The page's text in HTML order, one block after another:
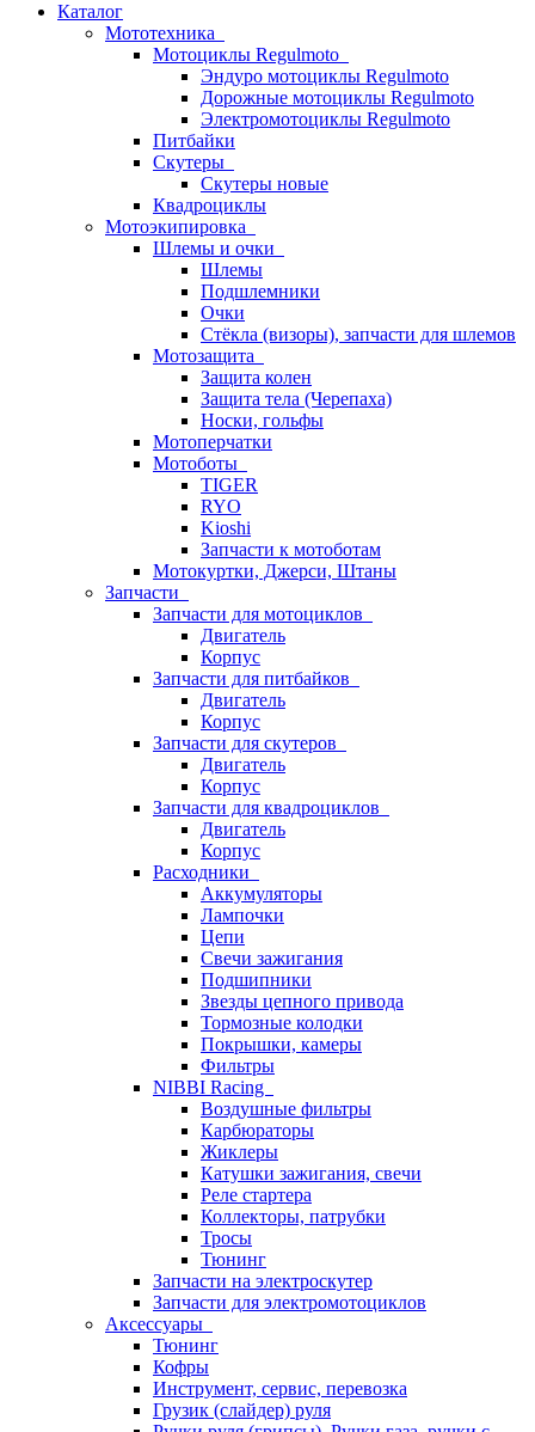
Каталог
Мототехника
Мотоциклы Regulmoto
Эндуро мотоциклы Regulmoto
Дорожные мотоциклы Regulmoto
Электромотоциклы Regulmoto
Питбайки
Скутеры
Скутеры новые
Квадроциклы
Мотоэкипировка
Шлемы и очки
Шлемы
Подшлемники
Очки
Стёкла (визоры), запчасти для шлемов
Мотозащита
Защита колен
Защита тела (Черепаха)
Носки, гольфы
Мотоперчатки
Мотоботы
TIGER
RYO
Kioshi
Запчасти к мотоботам
Мотокуртки, Джерси, Штаны
Запчасти
Запчасти для мотоциклов
Двигатель
Корпус
Запчасти для питбайков
Двигатель
Корпус
Запчасти для скутеров
Двигатель
Корпус
Запчасти для квадроциклов
Двигатель
Корпус
Расходники
Аккумуляторы
Лампочки
Цепи
Свечи зажигания
Подшипники
Звезды цепного привода
Тормозные колодки
Покрышки, камеры
Фильтры
NIBBI Racing
Воздушные фильтры
Карбюраторы
Жиклеры
Катушки зажигания, свечи
Реле стартера
Коллекторы, патрубки
Тросы
Тюнинг
Запчасти на электроскутер
Запчасти для электромотоциклов
Аксессуары
Тюнинг
Кофры
Инструмент, сервис, перевозка
Грузик (слайдер) руля